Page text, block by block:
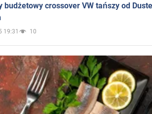
budżetowy crossover VW tańszy od
19:31 10